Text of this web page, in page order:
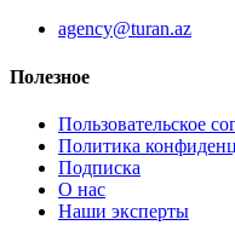
agency@turan.az
Полезное
Пользовательское
Политика
Подписка
О нас
Наши эксперты